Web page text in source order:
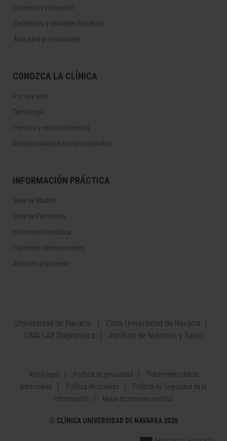
Docencia y formación
Residentes y Unidades Docentes
Área para profesionales
CONOZCA LA CLÍNICA
Por qué venir
Tecnología
Premios y reconocimientos
Responsabilidad social corporativa
INFORMACIÓN PRÁCTICA
Sede de Madrid
Sede de Pamplona
Información práctica
Pacientes internacionales
Atención al paciente
Universidad de Navarra
Cima Universidad de Navarra
CIMA LAB Diagnostics
Instituto de Nutrición y Salud
Aviso legal Política de privacidad
Tratamiento datos
personales
Política de cookies
Política de Seguridad de la
Información
Mapa diccionario médico
© CLÍNICA UNIVERSIDAD DE NAVARRA 2026